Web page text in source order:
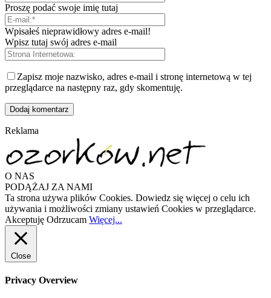
Proszę podać swoje imię tutaj
Wpisałeś nieprawidłowy adres e-mail!
Wpisz tutaj swój adres e-mail
Zapisz moje nazwisko, adres e-mail i stronę internetową w tej
przeglądarce na następny raz, gdy skomentuję.
Reklama
O NAS
PODĄŻAJ ZA NAMI
Ta strona używa plików Cookies. Dowiedz się więcej o celu ich
używania i możliwości zmiany ustawień Cookies w przeglądarce.
Akceptuję Odrzucam Więcej...
Close
Privacy Overview